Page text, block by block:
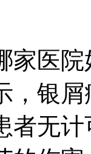
家医
，银
者无